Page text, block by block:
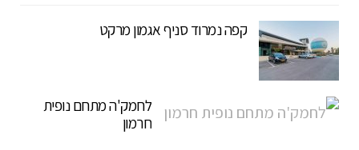
קפה נמרוד סניף אגמון מרקט
לחמק'ה מתחם נופית
חרמון